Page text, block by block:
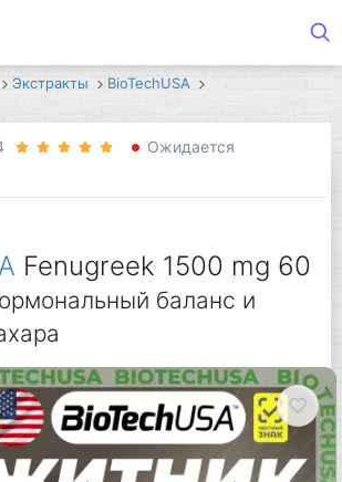
Экстракты
BioTechUSA
Ожидается
Fenugreek 1500 mg 60
баланс и